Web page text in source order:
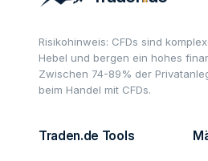
Risikohinweis: CFDs sind
Hebel und bergen ein hohes
Zwischen 74-89% der
beim Handel mit CFDs.
Traden.de Tools